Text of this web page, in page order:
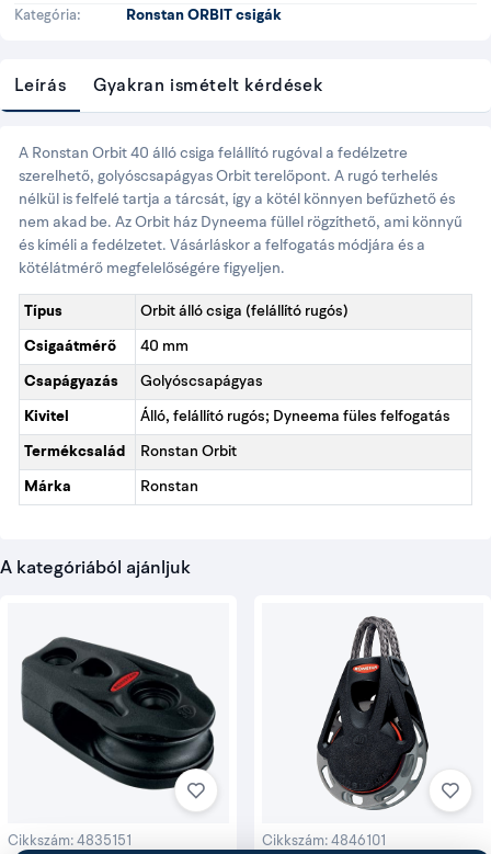
Kategória Ronstan ORBIT csigák
Leírás Gyakran ismételt kérdések
A Ronstan Orbit 40 álló csiga felállító rugóval a fedélzetre
szerelhető, golyóscsapágyas Orbit terelőpont. A rugó terhelés
nélkül is felfelé tartja a tárcsát, így a kötél könnyen befűzhető és
nem akad be. Az Orbit ház Dyneema füllel rögzíthető, ami könnyű
és kíméli a fedélzetet. Vásárláskor a felfogatás módjára és a
kötélátmérő megfelelőségére figyeljen.
Típus Orbit álló csiga (felállító rugós)
Csigaátmérő 40 mm
Csapágyazás Golyóscsapágyas
Kivitel Álló, felállító rugós; Dyneema füles felfogatás
Termékcsalád Ronstan Orbit
Márka Ronstan
A kategóriából ajánljuk
Cikkszám: 4835151 Cikkszám: 4846101